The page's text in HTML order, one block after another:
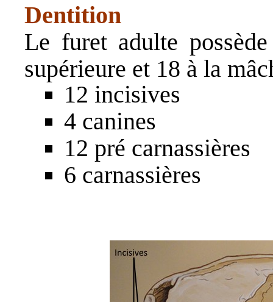
Dentition
Le furet adulte
supérieure et 18 à la
12 incisives
4 canines
12 pré carnassières
6 carnassières